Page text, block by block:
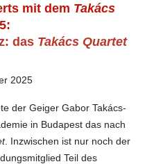
mit dem Takács
das Takács Quartet
2025
der Geiger Gabor Takács-
in Budapest das nach
. Inzwischen ist nur noch der
Teil des